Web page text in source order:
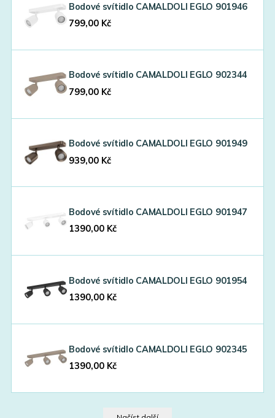
Bodové svítidlo CAMALDOLI EGLO 901946
799,00 Kč
Bodové svítidlo CAMALDOLI EGLO 902344
799,00 Kč
Bodové svítidlo CAMALDOLI EGLO 901949
939,00 Kč
Bodové svítidlo CAMALDOLI EGLO 901947
1390,00 Kč
Bodové svítidlo CAMALDOLI EGLO 901954
1390,00 Kč
Bodové svítidlo CAMALDOLI EGLO 902345
1390,00 Kč